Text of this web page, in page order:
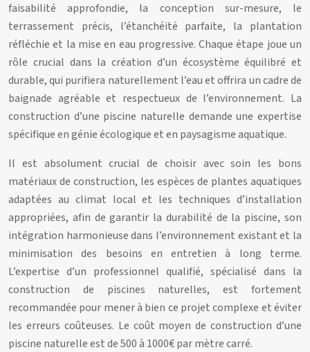
faisabilité approfondie, la conception sur-mesure, le
terrassement précis, l’étanchéité parfaite, la plantation
réfléchie et la mise en eau progressive. Chaque étape joue un
rôle crucial dans la création d’un écosystème équilibré et
durable, qui purifiera naturellement l’eau et offrira un cadre de
baignade agréable et respectueux de l’environnement. La
construction d’une piscine naturelle demande une expertise
spécifique en génie écologique et en paysagisme aquatique.
Il est absolument crucial de choisir avec soin les bons
matériaux de construction, les espèces de plantes aquatiques
adaptées au climat local et les techniques d’installation
appropriées, afin de garantir la durabilité de la piscine, son
intégration harmonieuse dans l’environnement existant et la
minimisation des besoins en entretien à long terme.
L’expertise d’un professionnel qualifié, spécialisé dans la
construction de piscines naturelles, est fortement
recommandée pour mener à bien ce projet complexe et éviter
les erreurs coûteuses. Le coût moyen de construction d’une
piscine naturelle est de 500 à 1000€ par mètre carré.